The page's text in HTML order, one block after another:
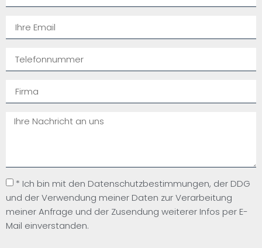
* Ich bin mit den Datenschutzbestimmungen, der DDG
und der Verwendung meiner Daten zur Verarbeitung
meiner Anfrage und der Zusendung weiterer Infos per E-
Mail einverstanden.